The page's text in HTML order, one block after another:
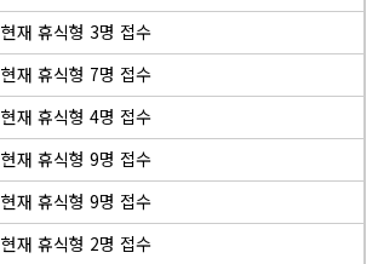
현재 휴식형 3명 접수
현재 휴식형 7명 접수
현재 휴식형 4명 접수
현재 휴식형 9명 접수
현재 휴식형 9명 접수
현재 휴식형 2명 접수